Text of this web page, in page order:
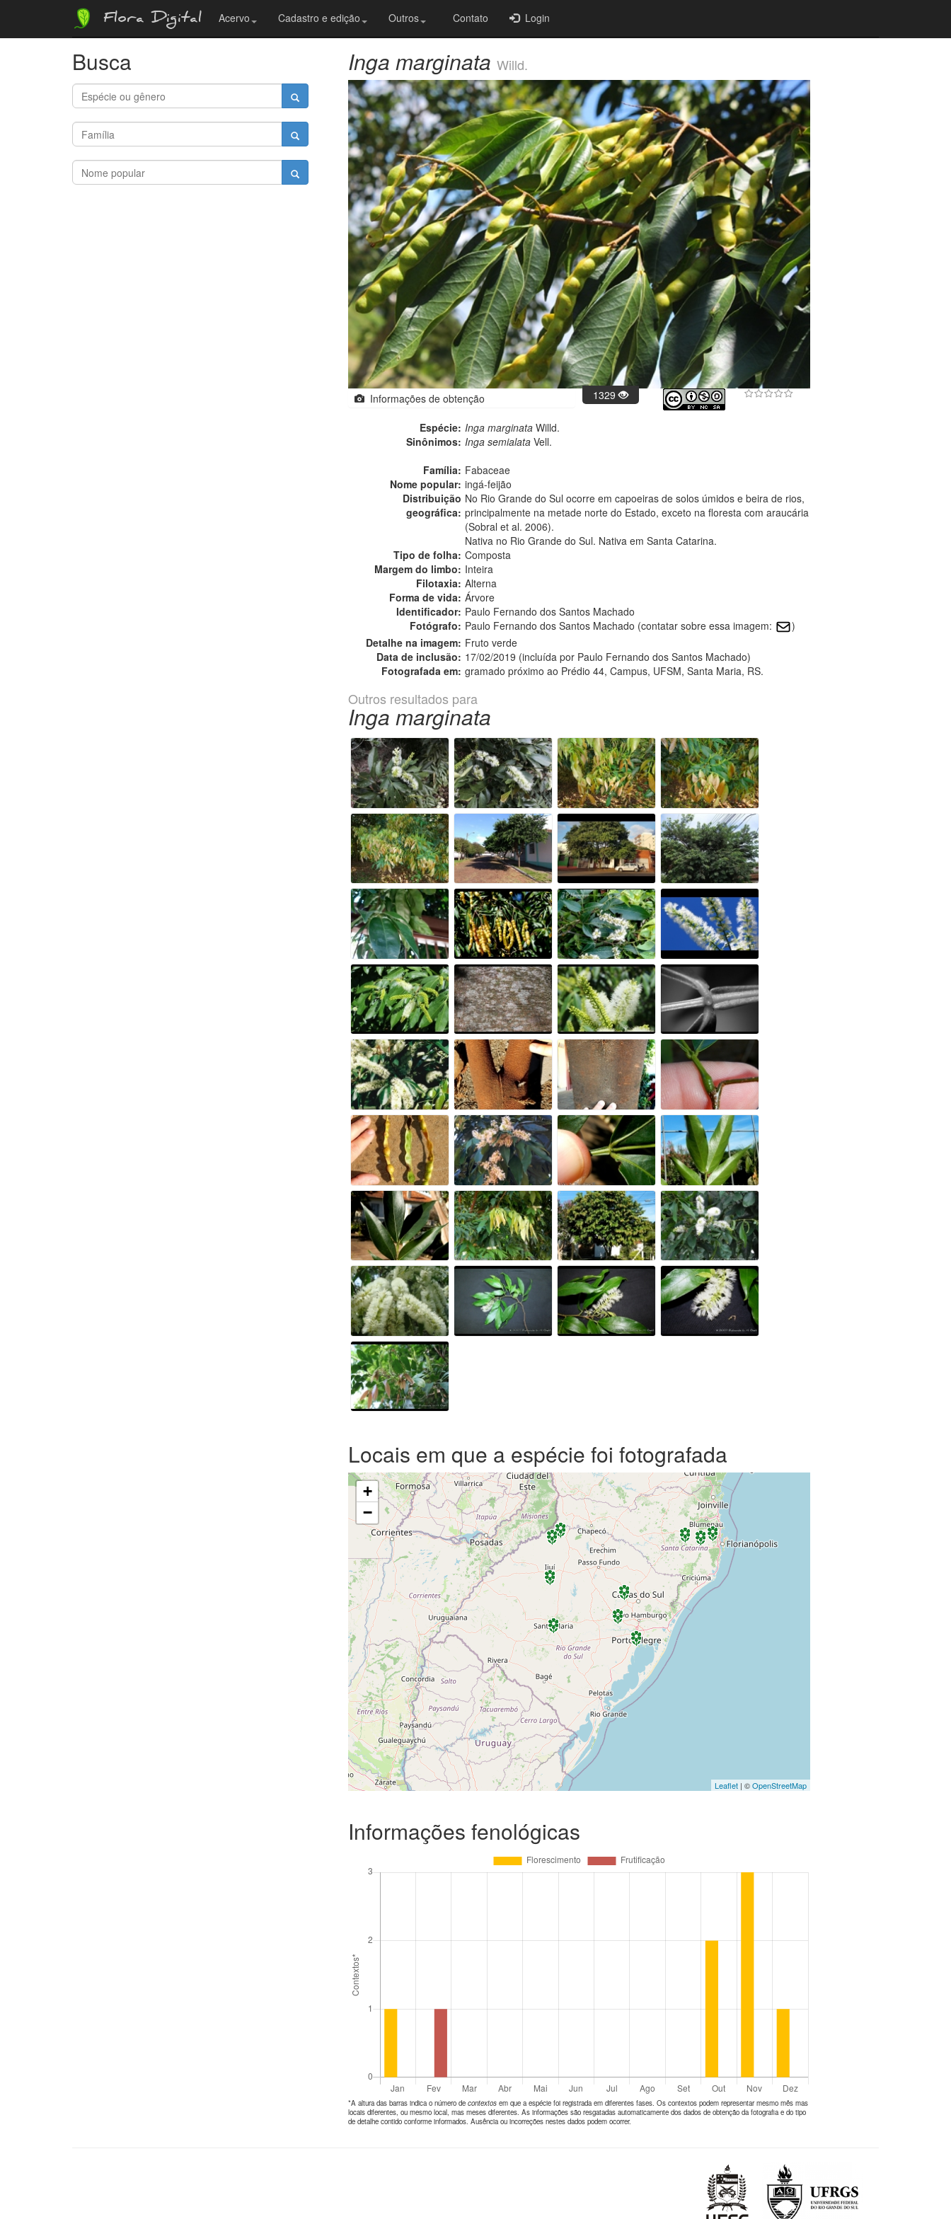
Flora Digital Acervo Cadastro e edição Outros Contato Login
Busca Inga marginata Willd.
Informações de obtenção 1329
Espécie: Inga marginata Willd.
Sinônimos: Inga semialata Vell.
Família: Fabaceae
Nome popular: ingá-feijão
Distribuição
geográfica:
No Rio Grande do Sul ocorre em capoeiras de solos úmidos e beira de rios,
principalmente na metade norte do Estado, exceto na floresta com araucária
(Sobral et al. 2006).
Nativa no Rio Grande do Sul. Nativa em Santa Catarina.
Tipo de folha: Composta
Margem do limbo: Inteira
Filotaxia: Alterna
Forma de vida: Árvore
Identificador: Paulo Fernando dos Santos Machado
Fotógrafo: Paulo Fernando dos Santos Machado (contatar sobre essa imagem:
)
Detalhe na imagem: Fruto verde
Data de inclusão: 17/02/2019 (incluída por Paulo Fernando dos Santos Machado)
Fotografada em: gramado próximo ao Prédio 44, Campus, UFSM, Santa Maria, RS.
Outros resultados para
Inga marginata
Locais em que a espécie foi fotografada
+
−
Leaflet| ©OpenStreetMap
Informações fenológicas
*A altura das barras indica o número de contextos em que a espécie foi registrada em diferentes fases. Os contextos podem representar mesmo mês mas
locais diferentes, ou mesmo local, mas meses diferentes. As informações são resgatadas automaticamente dos dados de obtenção da fotografia e do tipo
de detalhe contido conforme informados. Ausência ou incorreções nestes dados podem ocorrer.